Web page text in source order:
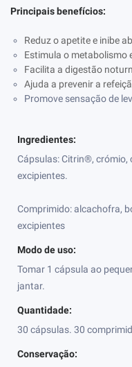
Principais benefícios:
Reduz o apetite e inibe
Estimula o metabolismo
Facilita a digestão
Ajuda a prevenir a
Promove sensação de
Ingredientes:
Cápsulas: Citrin®, crómio,
excipientes.
Comprimido: alcachofra,
excipientes
Modo de uso:
Tomar 1 cápsula ao
jantar.
Quantidade:
30 cápsulas. 30
Conservação: